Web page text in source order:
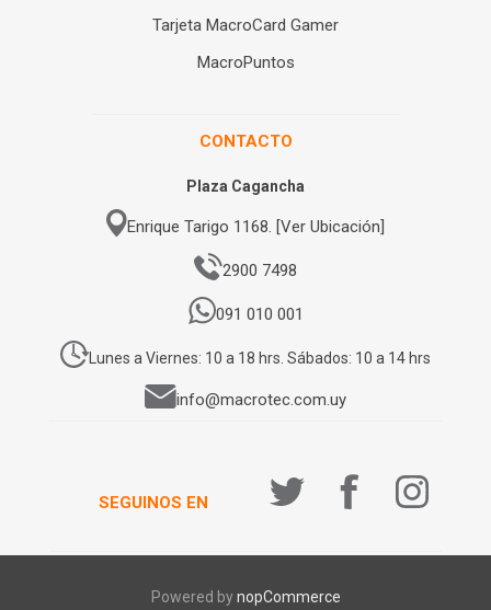
Tarjeta MacroCard Gamer
MacroPuntos
CONTACTO
Plaza Cagancha
Enrique Tarigo 1168. [Ver Ubicación]
2900 7498
091 010 001
Lunes a Viernes: 10 a 18 hrs. Sábados: 10 a 14 hrs
info@macrotec.com.uy
SEGUINOS EN
Powered bynopCommerce